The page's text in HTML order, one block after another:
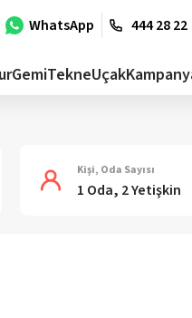
WhatsApp 444 28 22
GemiTekneUçak
Kişi, Oda Sayısı
1 Oda, 2 Yetişkin